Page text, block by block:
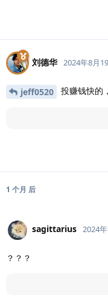
刘德华 2024年8月
jeff0520 投赚钱快的
1 个月 后
sagittarius 2024
？？？